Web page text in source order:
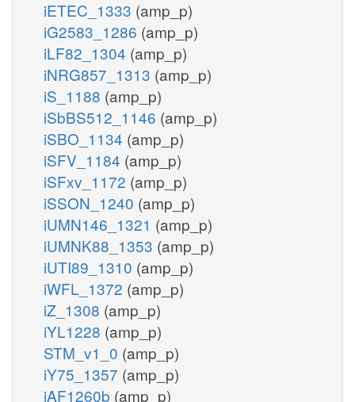
iETEC_1333 (amp_p)
iG2583_1286 (amp_p)
iLF82_1304 (amp_p)
iNRG857_1313 (amp_p)
iS_1188 (amp_p)
iSbBS512_1146 (amp_p)
iSBO_1134 (amp_p)
iSFV_1184 (amp_p)
iSFxv_1172 (amp_p)
iSSON_1240 (amp_p)
iUMN146_1321 (amp_p)
iUMNK88_1353 (amp_p)
iUTI89_1310 (amp_p)
iWFL_1372 (amp_p)
iZ_1308 (amp_p)
iYL1228 (amp_p)
STM_v1_0 (amp_p)
iY75_1357 (amp_p)
iAF1260b (amp_p)